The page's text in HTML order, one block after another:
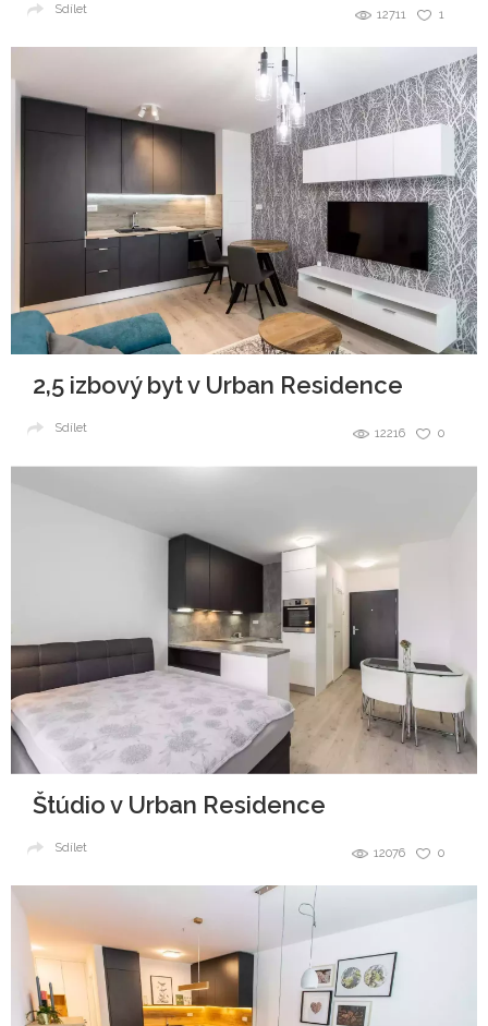
1
12711
Sdílet
2,5 izbový byt v Urban Residence
0
12216
Sdílet
Štúdio v Urban Residence
0
12076
Sdílet